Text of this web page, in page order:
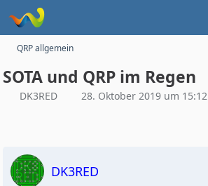
QRP allgemein
SOTA und QRP im Regen
DK3RED 28. Oktober 2019 um 15:12
DK3RED